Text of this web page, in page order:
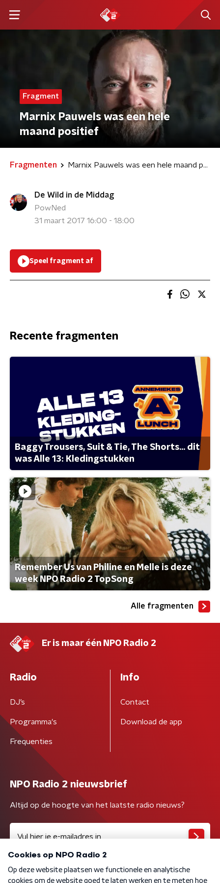
Fragment
Marnix Pauwels was een hele
maand positief
Fragmenten Marnix Pauwels was een hele maand positief
De Wild in de Middag
PowNed
31 maart 2017 16:00 - 18:00
Speel fragment af
Recente fragmenten
Baggy Trousers, Suit & Tie, The Shorts... dit
was Alle 13: Kledingstukken
Remember Us van Philine en Melle is deze
week NPO Radio 2 TopSong
Alle fragmenten
Er is maar één NPO Radio 2
Radio
DJ’s
Programma's
Frequenties
Info
Contact
Download de app
NPO Radio 2 nieuwsbrief
Altijd op de hoogte van het laatste radio nieuws?